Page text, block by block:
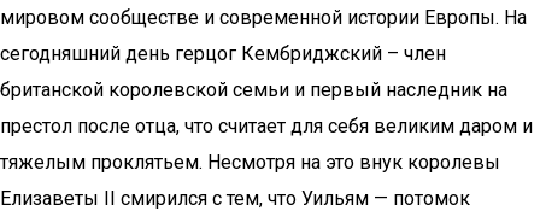
мировом сообществе и современной истории Европы. На
сегодняшний день герцог Кембриджский – член
британской королевской семьи и первый наследник на
престол после отца, что считает для себя великим даром и
тяжелым проклятьем. Несмотря на это внук королевы
Елизаветы II смирился с тем, что Уильям — потомок